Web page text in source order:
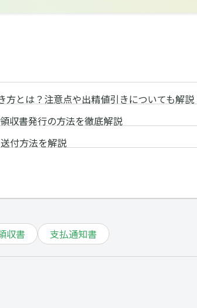
方とは？注意点や出精値引きについても解説
収書発行の方法を徹底解説
付方法を解説
収書 支払通知書